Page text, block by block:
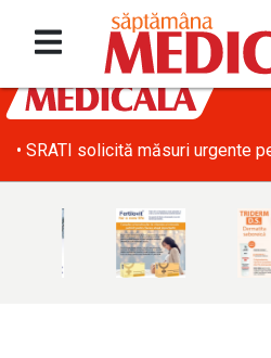
• SRATI solicită măsuri urgente